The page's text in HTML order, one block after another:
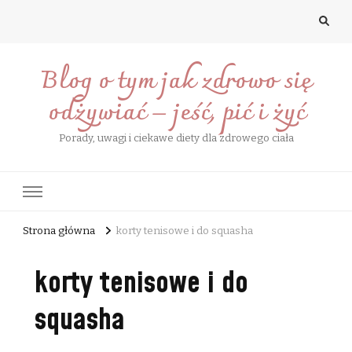
Blog o tym jak zdrowo się
odżywiać – jeść, pić i żyć
Porady, uwagi i ciekawe diety dla zdrowego ciała
Strona główna korty tenisowe i do squasha
korty tenisowe i do
squasha